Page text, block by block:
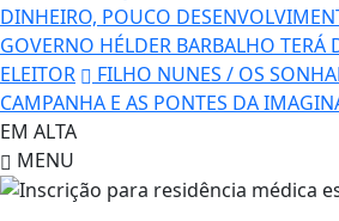
DINHEIRO, POUCO
GOVERNO HÉLDER BARBALHO TERÁ
ELEITOR
FILHO NUNES / OS
CAMPANHA E AS PONTES DA
EM ALTA
MENU